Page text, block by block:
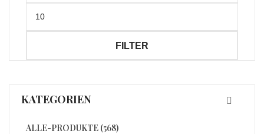
Preis
FILTER
KATEGORIEN
ALLE-PRODUKTE (568)